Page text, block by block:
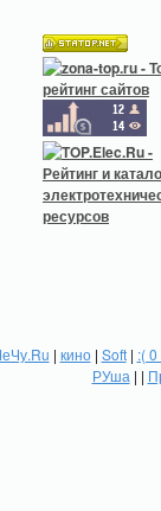
| кино| Soft| :(
РУша | |